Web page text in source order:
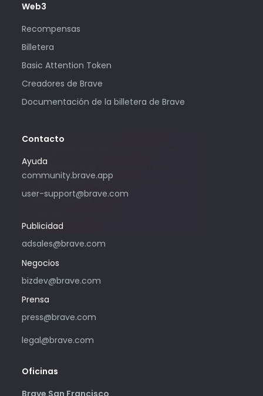
Web3
Recompensas
Billetera
Basic Attention Token
Creadores de Brave
Documentación de la billetera de Brave
Contacto
Ayuda
community.brave.app
user-support@brave.com
Publicidad
adsales@brave.com
electrónico si le interesa comprar
publicidad mediante Brave. Si necesita
ayuda, ingrese a
Negocios
bizdev@brave.com
Prensa
press@brave.com
legal@brave.com
Oficinas